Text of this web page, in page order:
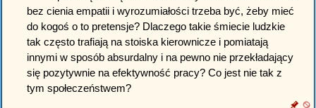
bez cienia empatii i wyrozumiałości trzeba być, żeby mieć
do kogoś o to pretensje? Dlaczego takie śmiecie ludzkie
tak często trafiają na stoiska kierownicze i pomiatają
innymi w sposób absurdalny i na pewno nie przekładający
się pozytywnie na efektywność pracy? Co jest nie tak z
tym społeczeństwem?